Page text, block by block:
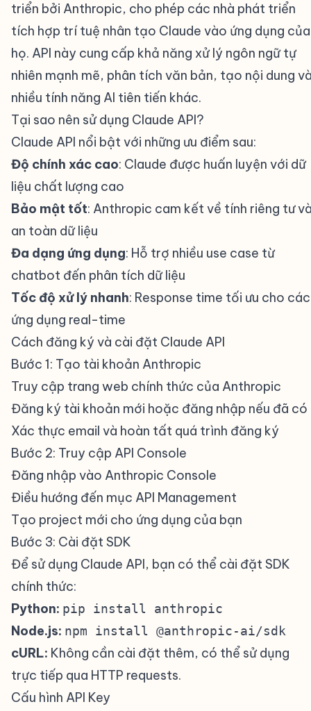
triển bởi Anthropic, cho phép các nhà phát triển
tích hợp trí tuệ nhân tạo Claude vào ứng dụng của
họ. API này cung cấp khả năng xử lý ngôn ngữ tự
nhiên mạnh mẽ, phân tích văn bản, tạo nội dung
nhiều tính năng AI tiên tiến khác.
Tại sao nên sử dụng Claude API?
Claude API nổi bật với những ưu điểm sau:
Độ chính xác cao: Claude được huấn luyện với dữ
liệu chất lượng cao
Bảo mật tốt: Anthropic cam kết về tính riêng tư
an toàn dữ liệu
Đa dạng ứng dụng: Hỗ trợ nhiều use case từ
chatbot đến phân tích dữ liệu
Tốc độ xử lý nhanh: Response time tối ưu cho các
ứng dụng real-time
Cách đăng ký và cài đặt Claude API
Bước 1: Tạo tài khoản Anthropic
Truy cập trang web chính thức của Anthropic
Đăng ký tài khoản mới hoặc đăng nhập nếu đã có
Xác thực email và hoàn tất quá trình đăng ký
Bước 2: Truy cập API Console
Đăng nhập vào Anthropic Console
Điều hướng đến mục API Management
Tạo project mới cho ứng dụng của bạn
Bước 3: Cài đặt SDK
Để sử dụng Claude API, bạn có thể cài đặt SDK
chính thức:
Python: pip install anthropic
Node.js: npm install @anthropic-ai/sdk
cURL: Không cần cài đặt thêm, có thể sử dụng
trực tiếp qua HTTP requests.
Cấu hình API Key